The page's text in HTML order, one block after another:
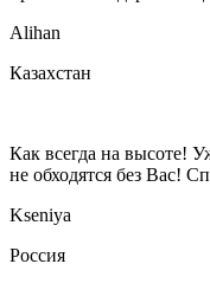
Alihan
Казахстан
Как всегда на высоте!
не обходятся без Вас!
Kseniya
Россия